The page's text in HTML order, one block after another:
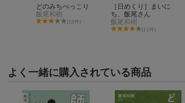
どのみちぺっこり
飯尾和樹
(18件)
［日めくり］まいに
ち、飯尾さん
飯尾和樹
(11件)
よく一緒に購入されている商品